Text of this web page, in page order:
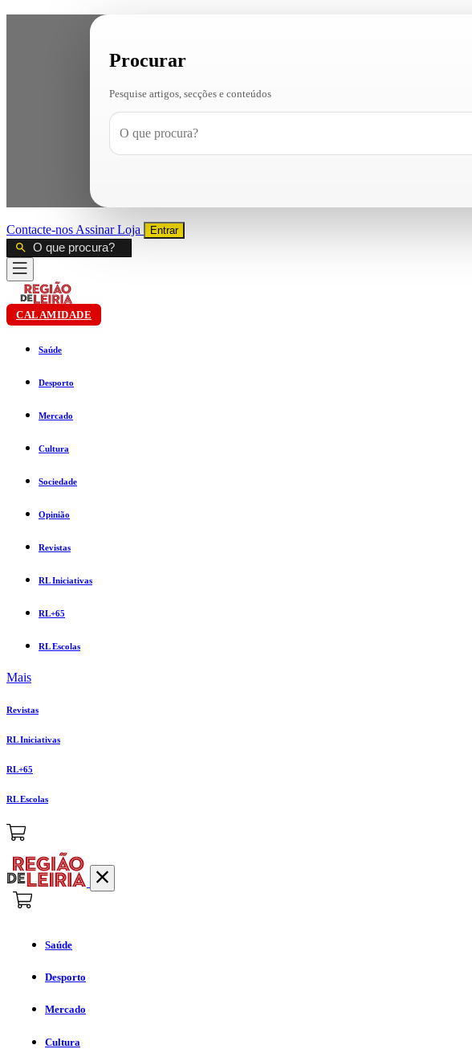
Procurar
Pesquise artigos, secções e conteúdos
Contacte-nos AssinarLoja Entrar
CALAMIDADE
Saúde
Desporto
Mercado
Cultura
Sociedade
Opinião
Revistas
RL Iniciativas
RL+65
RL Escolas
Mais
Revistas
RL Iniciativas
RL+65
RL Escolas
Saúde
Desporto
Mercado
Cultura